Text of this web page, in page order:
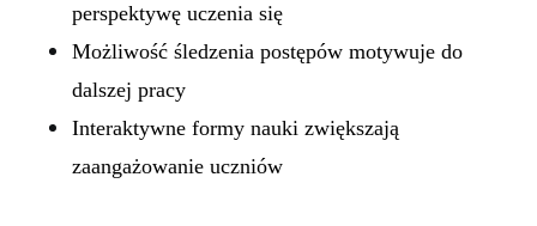
perspektywę uczenia się
Możliwość śledzenia postępów motywuje do
dalszej pracy
Interaktywne formy nauki zwiększają
zaangażowanie uczniów